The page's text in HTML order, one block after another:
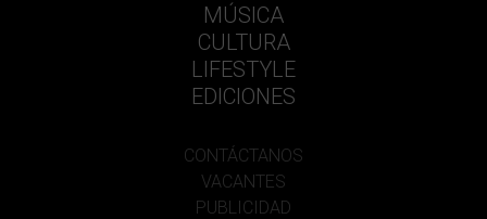
MÚSICA
CULTURA
LIFESTYLE
EDICIONES
CONTÁCTANOS
VACANTES
PUBLICIDAD